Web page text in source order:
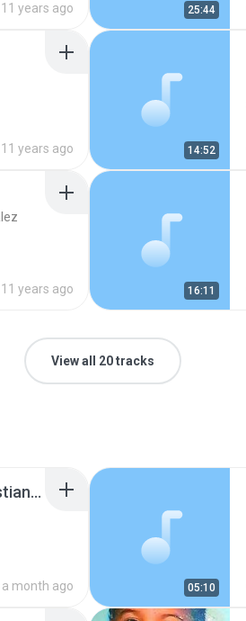
11 years ago 25:44
11 years ago 14:52
11 years ago 16:11
View all 20 tracks
Shantal ProductionS Reggaeton Cristiano By Dj Miguelito WesT 507.mp3
month ago 05:10